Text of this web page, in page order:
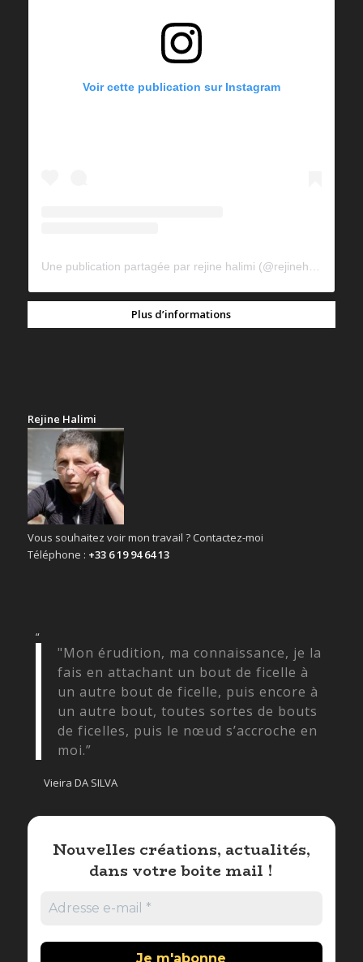
Voir cette publication sur Instagram
Plus d’informations
Rejine Halimi
Vous souhaitez voir mon travail ? Contactez-moi
Téléphone : +33 6 19 94 64 13
“
"Mon érudition, ma connaissance, je la
fais en attachant un bout de ficelle à
un autre bout de ficelle, puis encore à
un autre bout, toutes sortes de bouts
de ficelles, puis le nœud s’accroche en
moi.”
Vieira DA SILVA
Nouvelles créations, actualités,
dans votre boite mail !